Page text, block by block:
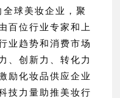
球美妆企业，聚
百位行业专家和上
业趋势和消费市场
、创新力、转化力
励化妆品供应企业
技力量助推美妆行